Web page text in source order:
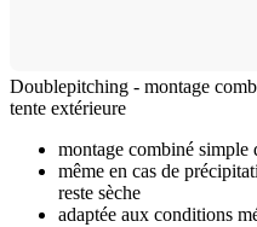
Doublepitching - montage
tente extérieure
montage combiné simple
même en cas de
reste sèche
adaptée aux conditions